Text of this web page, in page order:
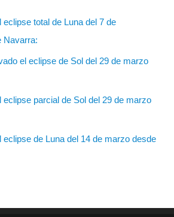
total de Luna del 7 de
Navarra:
el eclipse de Sol del 29 de marzo
parcial de Sol del 29 de marzo
de Luna del 14 de marzo desde